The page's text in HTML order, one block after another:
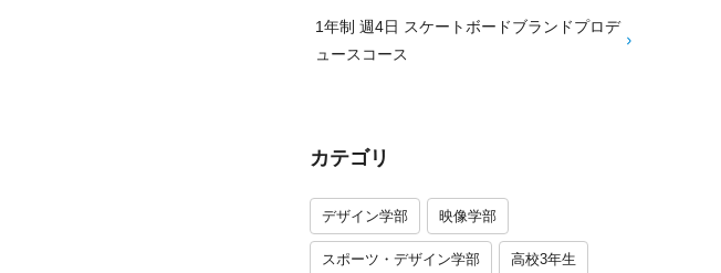
1年制 週4日 スケートボードブランドプロデ
ュースコース
カテゴリ
デザイン学部 映像学部
スポーツ・デザイン学部 高校3年生